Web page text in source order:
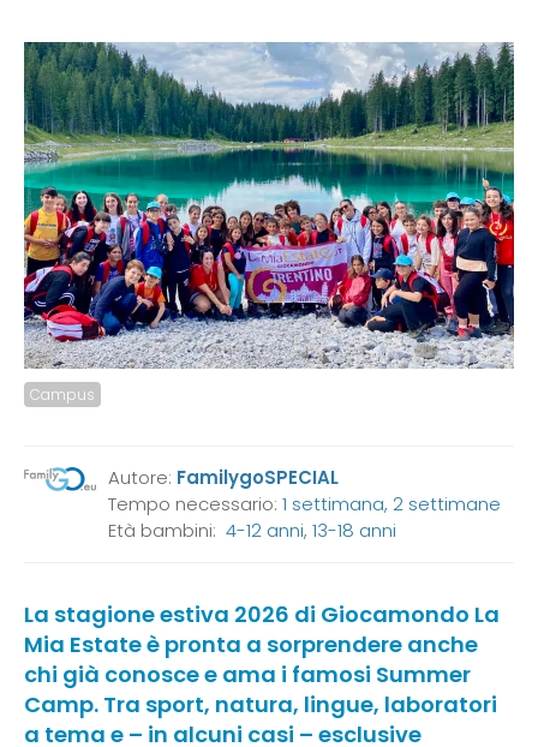
Campus
Autore: FamilygoSPECIAL
Tempo necessario: 1 settimana, 2 settimane
Età bambini: 4-12 anni, 13-18 anni
La stagione estiva 2026 di Giocamondo La
Mia Estate è pronta a sorprendere anche
chi già conosce e ama i famosi Summer
Camp. Tra sport, natura, lingue, laboratori
a tema e – in alcuni casi – esclusive